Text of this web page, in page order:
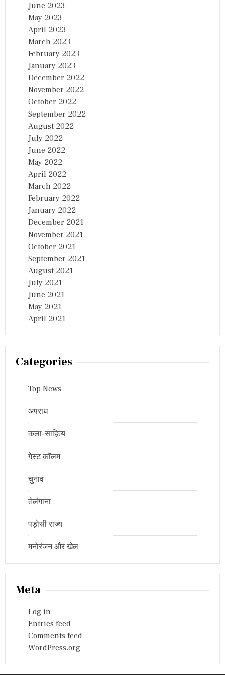
June 2023
May 2023
April 2023
March 2023
February 2023
January 2023
December 2022
November 2022
October 2022
September 2022
August 2022
July 2022
June 2022
May 2022
April 2022
March 2022
February 2022
January 2022
December 2021
November 2021
October 2021
September 2021
August 2021
July 2021
June 2021
May 2021
April 2021
Categories
Top News
अपराध
कला-साहित्य
गेस्ट कॉलम
चुनाव
तेलंगाना
पड़ोसी राज्य
मनोरंजन और खेल
Meta
Log in
Entries feed
Comments feed
WordPress.org